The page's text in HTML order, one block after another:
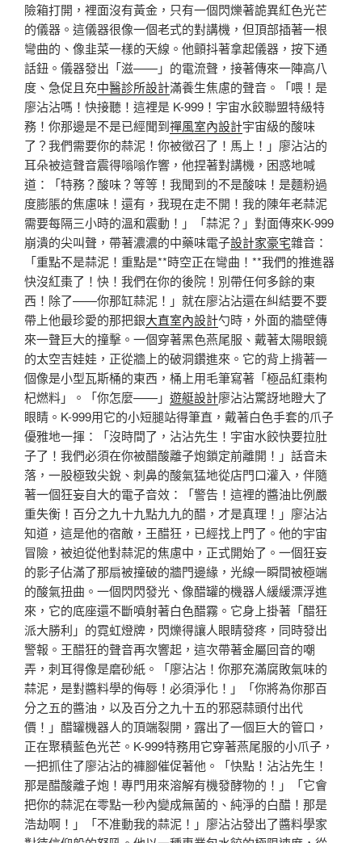
險箱打開，裡面沒有黃金，只有一個閃爍著詭異紅色光芒
的儀器。這儀器很像一個老式的對講機，但頂部插著一根
彎曲的、像韭菜一樣的天線。他顫抖著拿起儀器，按下通
話鈕。儀器發出「滋——」的電流聲，接著傳來一陣高八
度、急促且充中醫診所設計滿養生焦慮的聲音。「喂！是
廖沾沾嗎！快接聽！這裡是 K-999！宇宙水餃聯盟特級特
務！你那邊是不是已經聞到禪風室內設計宇宙級的酸味
了？我們需要你的蒜泥！你被徵召了！馬上！」廖沾沾的
耳朵被這聲音震得嗡嗡作響，他捏著對講機，困惑地喊
道：「特務？酸味？等等！我聞到的不是酸味！是麵粉過
度膨脹的焦慮味！還有，我現在走不開！我的陳年老蒜泥
需要每隔三小時的溫和震動！」「蒜泥？」對面傳來K-999
崩潰的尖叫聲，帶著濃濃的中藥味電子設計家豪宅雜音：
「重點不是蒜泥！重點是**時空正在彎曲！**我們的推進器
快沒紅棗了！快！我們在你的後院！別帶任何多餘的東
西！除了——你那缸蒜泥！」就在廖沾沾還在糾結要不要
帶上他最珍愛的那把銀大直室內設計勺時，外面的牆壁傳
來一聲巨大的撞擊。一個穿著黑色燕尾服、戴著太陽眼鏡
的太空吉娃娃，正從牆上的破洞鑽進來。它的背上揹著一
個像是小型瓦斯桶的東西，桶上用毛筆寫著「極品紅棗枸
杞燃料」。「你怎麼——」 遊艇設計廖沾沾驚訝地瞪大了
眼睛。K-999用它的小短腿站得筆直，戴著白色手套的爪子
優雅地一揮：「沒時間了，沾沾先生！宇宙水餃快要拉肚
子了！我們必須在你被醋酸離子炮鎖定前離開！」話音未
落，一股極致尖銳、刺鼻的酸氣猛地從店門口灌入，伴隨
著一個狂妄自大的電子音效：「警告！這裡的醬油比例嚴
重失衡！百分之九十九點九九的醋，才是真理！」廖沾沾
知道，這是他的宿敵，王醋狂，已經找上門了。他的宇宙
冒險，被迫從他對蒜泥的焦慮中，正式開始了。一個狂妄
的影子佔滿了那扇被撞破的牆門邊緣，光線一瞬間被極端
的酸氣扭曲。一個閃閃發光、像醋罐的機器人緩緩漂浮進
來，它的底座還不斷噴射著白色醋霧。它身上掛著「醋狂
派大勝利」的霓虹燈牌，閃爍得讓人眼睛發疼，同時發出
警報。王醋狂的聲音再次響起，這次帶著金屬回音的嘲
弄，刺耳得像是磨砂紙。「廖沾沾！你那充滿腐敗氣味的
蒜泥，是對醬料學的侮辱！必須淨化！」「你將為你那百
分之五的醬油，以及百分之九十五的邪惡蒜頭付出代
價！」醋罐機器人的頂端裂開，露出了一個巨大的管口，
正在聚積藍色光芒。K-999特務用它穿著燕尾服的小爪子，
一把抓住了廖沾沾的褲腳催促著他。「快點！沾沾先生！
那是醋酸離子炮！專門用來溶解有機發酵物的！」「它會
把你的蒜泥在零點一秒內變成無菌的、純淨的白醋！那是
浩劫啊！」「不准動我的蒜泥！」廖沾沾發出了醬料學家